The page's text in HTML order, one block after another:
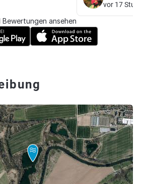
vor 17
Bewertungen ansehen